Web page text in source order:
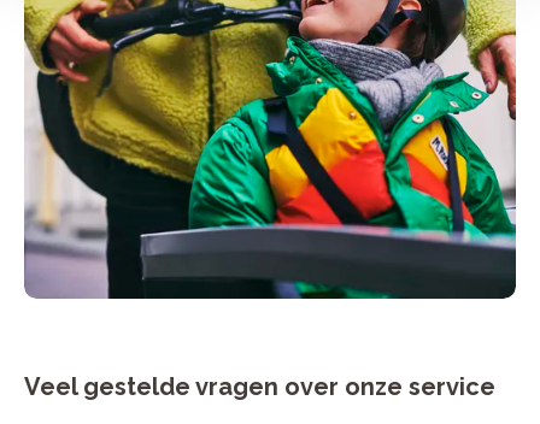
Veel gestelde vragen over onze service